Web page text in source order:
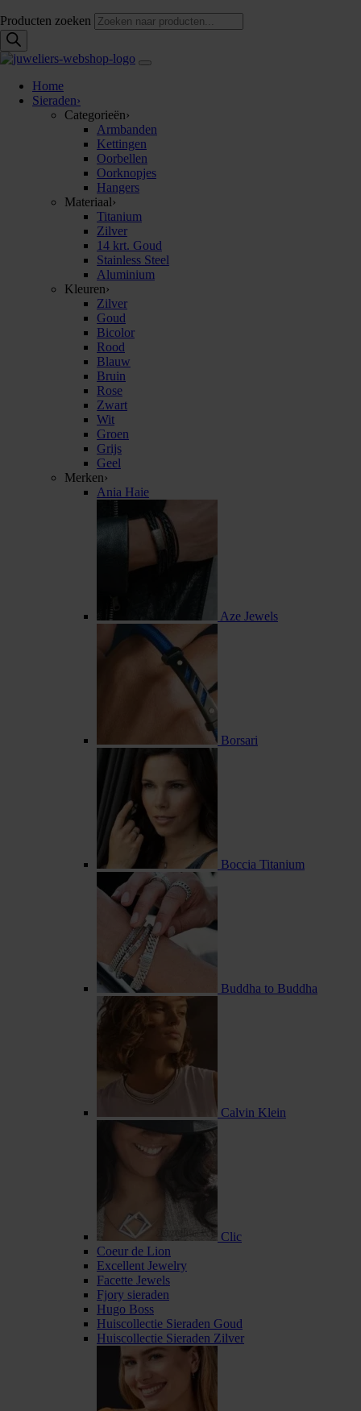
Producten zoeken
Home
Sieraden›
Categorieën›
Armbanden
Kettingen
Oorbellen
Oorknopjes
Hangers
Materiaal›
Titanium
Zilver
14 krt. Goud
Stainless Steel
Aluminium
Kleuren›
Zilver
Goud
Bicolor
Rood
Blauw
Bruin
Rose
Zwart
Wit
Groen
Grijs
Geel
Merken›
Ania Haie
Aze Jewels
Borsari
Boccia Titanium
Buddha to Buddha
Calvin Klein
Clic
Coeur de Lion
Excellent Jewelry
Facette Jewels
Fjory sieraden
Hugo Boss
Huiscollectie Sieraden Goud
Huiscollectie Sieraden Zilver